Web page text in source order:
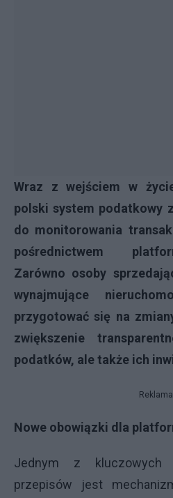
Wraz z wejściem w
polski system podatkowy
do monitorowania
pośrednictwem
Zarówno osoby
wynajmujące
przygotować się na
zwiększenie
podatków, ale także ich
Reklama
Nowe obowiązki dla
Jednym z kluczowych
przepisów jest